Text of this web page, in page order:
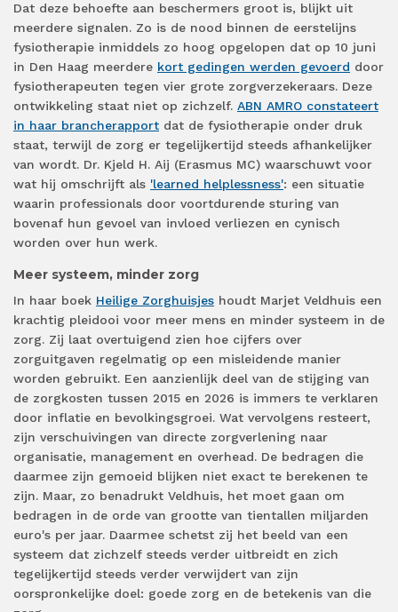
Dat deze behoefte aan beschermers groot is, blijkt uit
meerdere signalen. Zo is de nood binnen de eerstelijns
fysiotherapie inmiddels zo hoog opgelopen dat op 10 juni
in Den Haag meerdere kort gedingen werden gevoerd door
fysiotherapeuten tegen vier grote zorgverzekeraars. Deze
ontwikkeling staat niet op zichzelf. ABN AMRO constateert
in haar brancherapport dat de fysiotherapie onder druk
staat, terwijl de zorg er tegelijkertijd steeds afhankelijker
van wordt. Dr. Kjeld H. Aij (Erasmus MC) waarschuwt voor
wat hij omschrijft als 'learned helplessness': een situatie
waarin professionals door voortdurende sturing van
bovenaf hun gevoel van invloed verliezen en cynisch
worden over hun werk.
Meer systeem, minder zorg
In haar boek Heilige Zorghuisjes houdt Marjet Veldhuis een
krachtig pleidooi voor meer mens en minder systeem in de
zorg. Zij laat overtuigend zien hoe cijfers over
zorguitgaven regelmatig op een misleidende manier
worden gebruikt. Een aanzienlijk deel van de stijging van
de zorgkosten tussen 2015 en 2026 is immers te verklaren
door inflatie en bevolkingsgroei. Wat vervolgens resteert,
zijn verschuivingen van directe zorgverlening naar
organisatie, management en overhead. De bedragen die
daarmee zijn gemoeid blijken niet exact te berekenen te
zijn. Maar, zo benadrukt Veldhuis, het moet gaan om
bedragen in de orde van grootte van tientallen miljarden
euro's per jaar. Daarmee schetst zij het beeld van een
systeem dat zichzelf steeds verder uitbreidt en zich
tegelijkertijd steeds verder verwijdert van zijn
oorspronkelijke doel: goede zorg en de betekenis van die